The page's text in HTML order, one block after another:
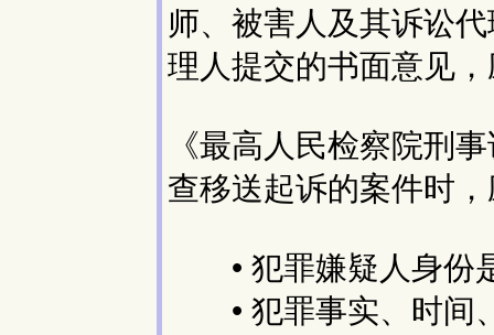
师、被害人及其诉讼
理人提交的书面意见
《最高人民检察院刑
查移送起诉的案件时
• 犯罪嫌疑人身份
• 犯罪事实、时间